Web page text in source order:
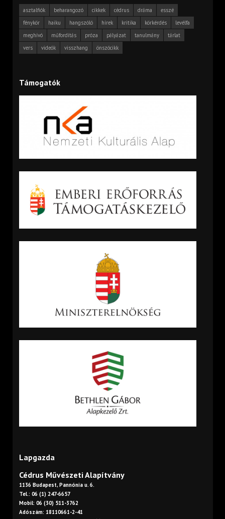
asztalfiók beharangozó cikkek cédrus dráma
esszé
fénykör
haiku hangszóló hírek kritika körkérdés
levélfa
meghívó
műfordítás próza pályázat tanulmány
tárlat
vers
videók visszhang önszócikk
Támogatók
Lapgazda
Cédrus Művészeti Alapítvány
1136 Budapest, Pannónia u. 6.
Tel.: 06 (1) 247-6657
Mobil: 06 (30) 511-3762
Adószám: 18110661-2-41